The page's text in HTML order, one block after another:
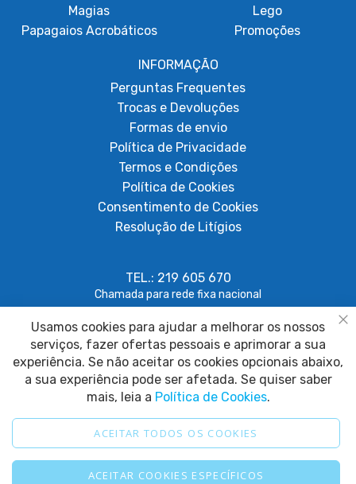
Magias
Papagaios Acrobáticos
Lego
Promoções
INFORMAÇÃO
Perguntas Frequentes
Trocas e Devoluções
Formas de envio
Política de Privacidade
Termos e Condições
Política de Cookies
Consentimento de Cookies
Resolução de Litígios
TEL.: 219 605 670
Chamada para rede fixa nacional
geral@papagaiosempenas.com
2025 © Papagaio sem Penas. Todos os direitos reservados.
Usamos cookies para ajudar a melhorar os nossos
serviços, fazer ofertas pessoais e aprimorar a sua
experiência. Se não aceitar os cookies opcionais abaixo,
a sua experiência pode ser afetada. Se quiser saber
mais, leia a Política de Cookies.
ACEITAR TODOS OS COOKIES
ACEITAR COOKIES ESPECÍFICOS